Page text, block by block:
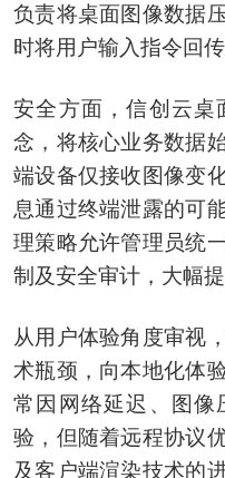
负责将桌面图像数据
时将用户输入指令回传
安全方面，信创云桌
念，将核心业务数据
端设备仅接收图像变
息通过终端泄露的可
理策略允许管理员统
制及安全审计，大幅
从用户体验角度审视
术瓶颈，向本地化体
常因网络延迟、图像
验，但随着远程协议
及客户端渲染技术的